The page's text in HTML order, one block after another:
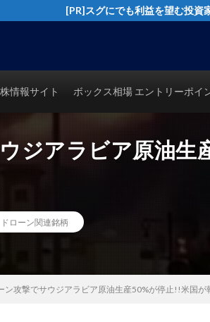
[PR]スグにでも利益を望む投資
株情報サイト ボックス相場 エントリーポイ
ジアラビア原油生
ドローン関連銘柄
ン攻撃でサウジアラビア原油生産50%が停止!!米国が